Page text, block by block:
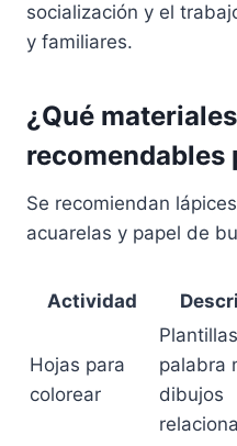
socialización y el
y familiares.
¿Qué
recomendables
Se recomiendan
acuarelas y papel de
Actividad
Hojas para
colorear
palabra
dibujos